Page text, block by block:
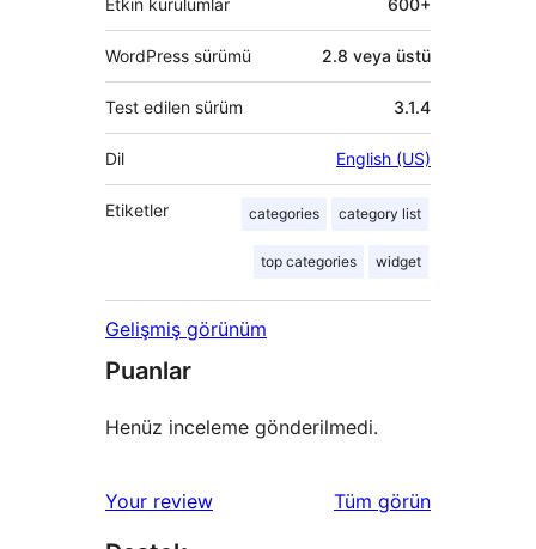
WordPress sürümü 2.8 veya üstü
Test edilen sürüm 3.1.4
Dil English (US)
Etiketler categories category list
top categories widget
Gelişmiş görünüm
Puanlar
Henüz inceleme gönderilmedi.
Your review Tüm değerlendirmeleri
görün